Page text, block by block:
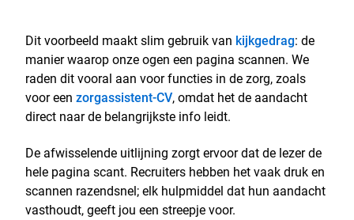
Dit voorbeeld maakt slim gebruik van kijkgedrag: de
manier waarop onze ogen een pagina scannen. We
raden dit vooral aan voor functies in de zorg, zoals
voor een zorgassistent-CV, omdat het de aandacht
direct naar de belangrijkste info leidt.
De afwisselende uitlijning zorgt ervoor dat de lezer de
hele pagina scant. Recruiters hebben het vaak druk en
scannen razendsnel; elk hulpmiddel dat hun aandacht
vasthoudt, geeft jou een streepje voor.